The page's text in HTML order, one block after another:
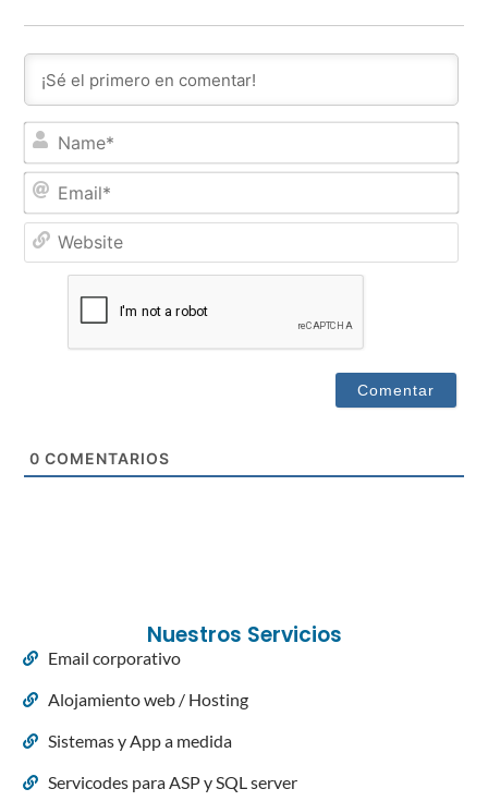
Nuestros Servicios
Email corporativo
Alojamiento web / Hosting
Sistemas y App a medida
Servicodes para ASP y SQL server
0 COMENTARIOS